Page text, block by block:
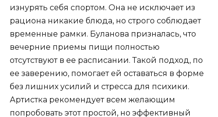
изнурять себя спортом. Она не исключает из
рациона никакие блюда, но строго соблюдает
временные рамки. Буланова призналась, что
вечерние приемы пищи полностью
отсутствуют в ее расписании. Такой подход, по
ее заверению, помогает ей оставаться в форме
без лишних усилий и стресса для психики.
Артистка рекомендует всем желающим
попробовать этот простой, но эффективный